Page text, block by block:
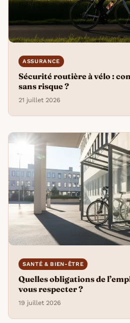
ASSURANCE
Sécurité routière à vélo :
sans risque ?
21 juillet 2026
SANTÉ & BIEN-ÊTRE
Quelles obligations de
vous respecter ?
19 juillet 2026